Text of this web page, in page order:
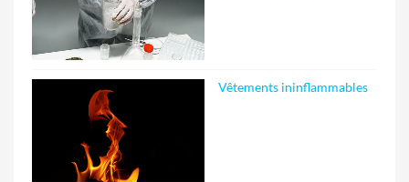
Vêtements ininflammables